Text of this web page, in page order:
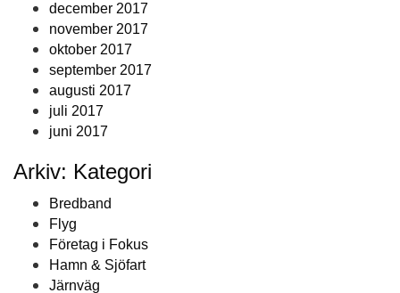
december 2017
november 2017
oktober 2017
september 2017
augusti 2017
juli 2017
juni 2017
Arkiv: Kategori
Bredband
Flyg
Företag i Fokus
Hamn & Sjöfart
Järnväg